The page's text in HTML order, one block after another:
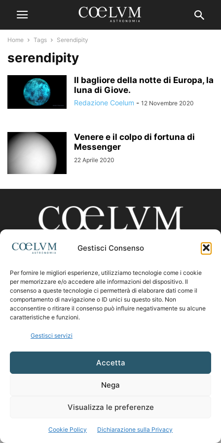
Gestisci Consenso
Per fornire le migliori esperienze, utilizziamo tecnologie come i cookie
per memorizzare e/o accedere alle informazioni del dispositivo. Il
consenso a queste tecnologie ci permetterà di elaborare dati come il
comportamento di navigazione o ID unici su questo sito. Non
acconsentire o ritirare il consenso può influire negativamente su alcune
caratteristiche e funzioni.
Gestisci servizi
Accetta
Nega
Visualizza le preferenze
Cookie Policy Dichiarazione sulla Privacy
Home Tags Serendipity
serendipity
Il bagliore della notte di Europa, la
luna di Giove.
Redazione Coelum - 12 Novembre 2020
Venere e il colpo di fortuna di
Messenger
22 Aprile 2020
CHI SIAMO
Contattaci:coelumastro@coelum.com